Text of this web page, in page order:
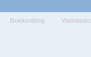
Boekenblog